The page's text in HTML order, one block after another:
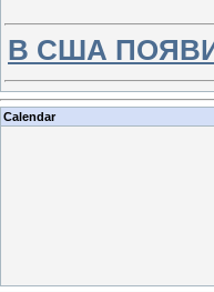
В США
Calendar